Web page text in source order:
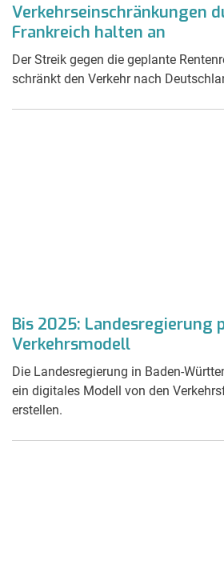
Verkehrseinschränkungen
Frankreich halten an
Der Streik gegen die geplante
schränkt den Verkehr nach
Bis 2025: Landesregierung
Verkehrsmodell
Die Landesregierung in Baden-
ein digitales Modell von den
erstellen.